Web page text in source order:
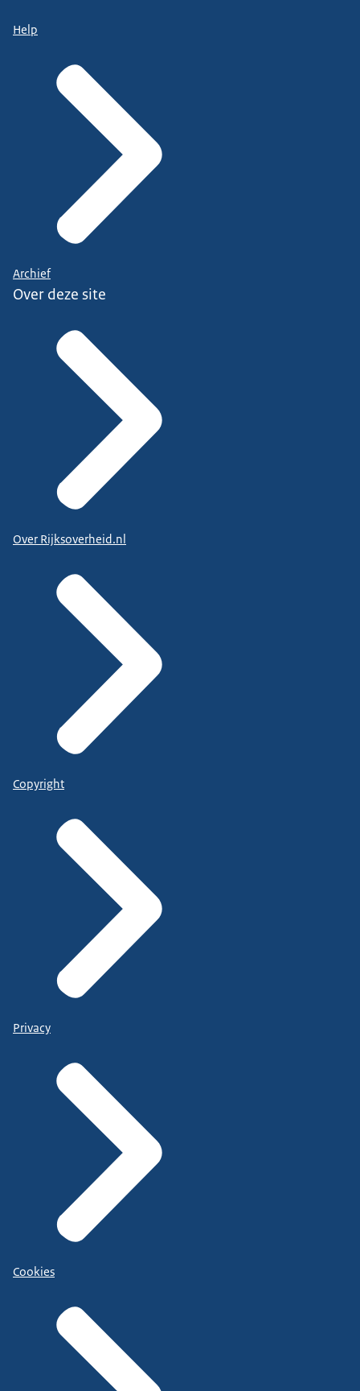
Help
Archief
Over deze site
Over Rijksoverheid.nl
Copyright
Privacy
Cookies